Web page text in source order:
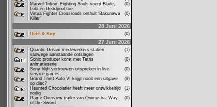
Marvel Tokon: Fighting Souls voegt Blade,
Loki en Deadpool toe
(0)
Virtua Fighter Crossroads onthult ‘Bakunawa
Killer’
(0)
28 Juni 2026
Deer & Boy (0)
27 Juni 2026
Quantic Dream medewerkers staken
vanwege aanstaande ontslagen
(1)
Sonic producer komt met Tetris
animatieserie
(0)
Sony blijft vertrouwen uitspreken in live-
service games
(0)
Grand Theft Auto VI krijgt nooit een uitgave
op disc?
(9)
Haunted Chocolatier heeft meer ontwikkeltijd
nodig
(1)
Game Overview trailer van Onimusha: Way
of the Sword
(0)